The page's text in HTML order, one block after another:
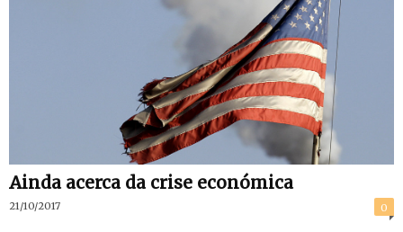
Ainda acerca da crise económica
21/10/2017 0